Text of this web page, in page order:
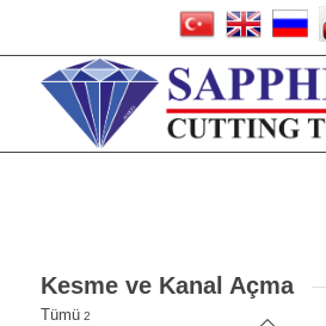
Kesme ve Kanal Açma
Tümü2